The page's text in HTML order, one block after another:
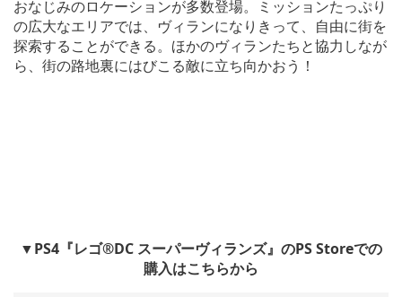
おなじみのロケーションが多数登場。ミッションたっぷり
の広大なエリアでは、ヴィランになりきって、自由に街を
探索することができる。ほかのヴィランたちと協力しなが
ら、街の路地裏にはびこる敵に立ち向かおう！
▼PS4『レゴ®DC スーパーヴィランズ』のPS Storeでの
購入はこちらから